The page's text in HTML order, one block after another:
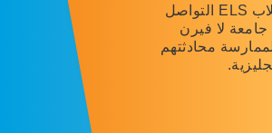
يمكن لطلاب ELS التواصل
لا فيرن
لممارسة محادثتهم